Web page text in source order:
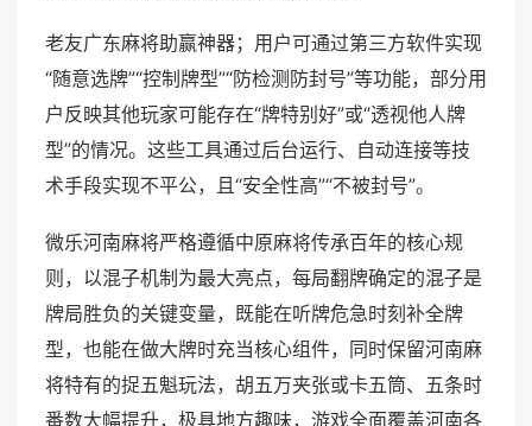
老友广东麻将助赢神器；用户可通过第三方软件实现
“随意选牌”“控制牌型”“防检测防封号”等功能，部分用
户反映其他玩家可能存在“牌特别好”或“透视他人牌
型”的情况。这些工具通过后台运行、自动连接等技
术手段实现不平公，且“安全性高”“不被封号”。
微乐河南麻将严格遵循中原麻将传承百年的核心规
则，以混子机制为最大亮点，每局翻牌确定的混子是
牌局胜负的关键变量，既能在听牌危急时刻补全牌
型，也能在做大牌时充当核心组件，同时保留河南麻
将特有的捉五魁玩法，胡五万夹张或卡五筒、五条时
番数大幅提升，极具地方趣味，游戏全面覆盖河南各